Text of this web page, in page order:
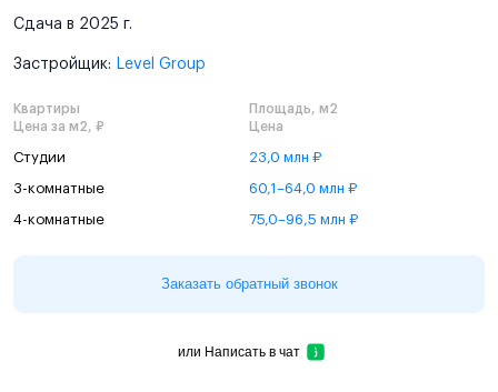
Сдача в 2025 г.
Застройщик: Level Group
Квартиры
Площадь, м2
Цена за м2, ₽
Цена
Студии 23,0 млн ₽
3-комнатные 60,1–64,0 млн ₽
4-комнатные 75,0–96,5 млн ₽
Заказать обратный звонок
или Написать в чат